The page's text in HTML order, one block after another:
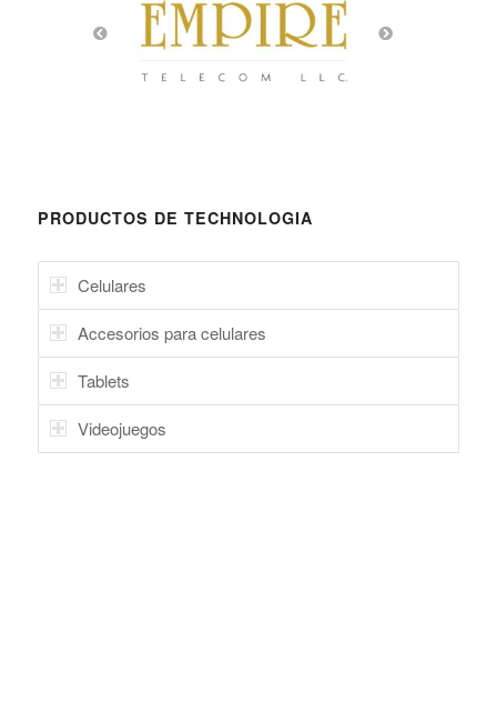
PRODUCTOS DE TECHNOLOGIA
Celulares
Accesorios para celulares
Tablets
Videojuegos